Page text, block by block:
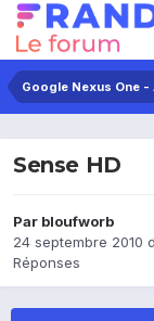
Google Nexus One -
Sense HD
Par bloufworb
24 septembre 2010
Réponses